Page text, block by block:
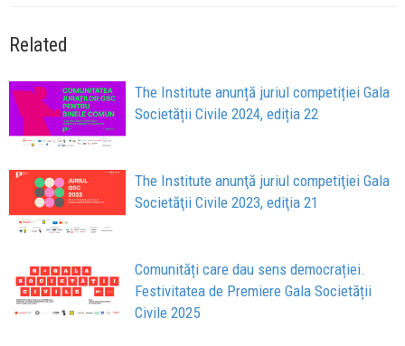
Related
The Institute anunță juriul competiției Gala
Societății Civile 2024, ediția 22
The Institute anunţă juriul competiţiei Gala
Societăţii Civile 2023, ediţia 21
Comunități care dau sens democrației.
Festivitatea de Premiere Gala Societății
Civile 2025